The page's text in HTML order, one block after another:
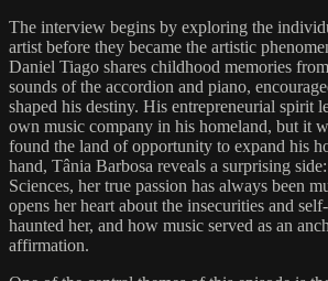
The interview begins by exploring the
artist before they became the artistic
Daniel Tiago shares childhood memories
sounds of the accordion and piano,
shaped his destiny. His entrepreneurial spirit
own music company in his homeland, but it
found the land of opportunity to expand his
hand, Tânia Barbosa reveals a surprising
Sciences, her true passion has always been
opens her heart about the insecurities and
haunted her, and how music served as an
affirmation.